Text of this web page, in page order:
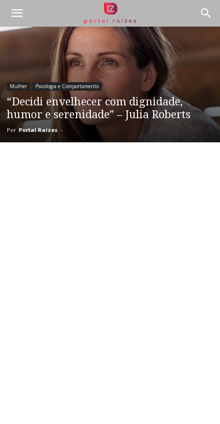
Mulher Psicologia e Comportamento
“Decidi envelhecer com dignidade,
humor e serenidade” – Julia Roberts
Por Portal Raízes -